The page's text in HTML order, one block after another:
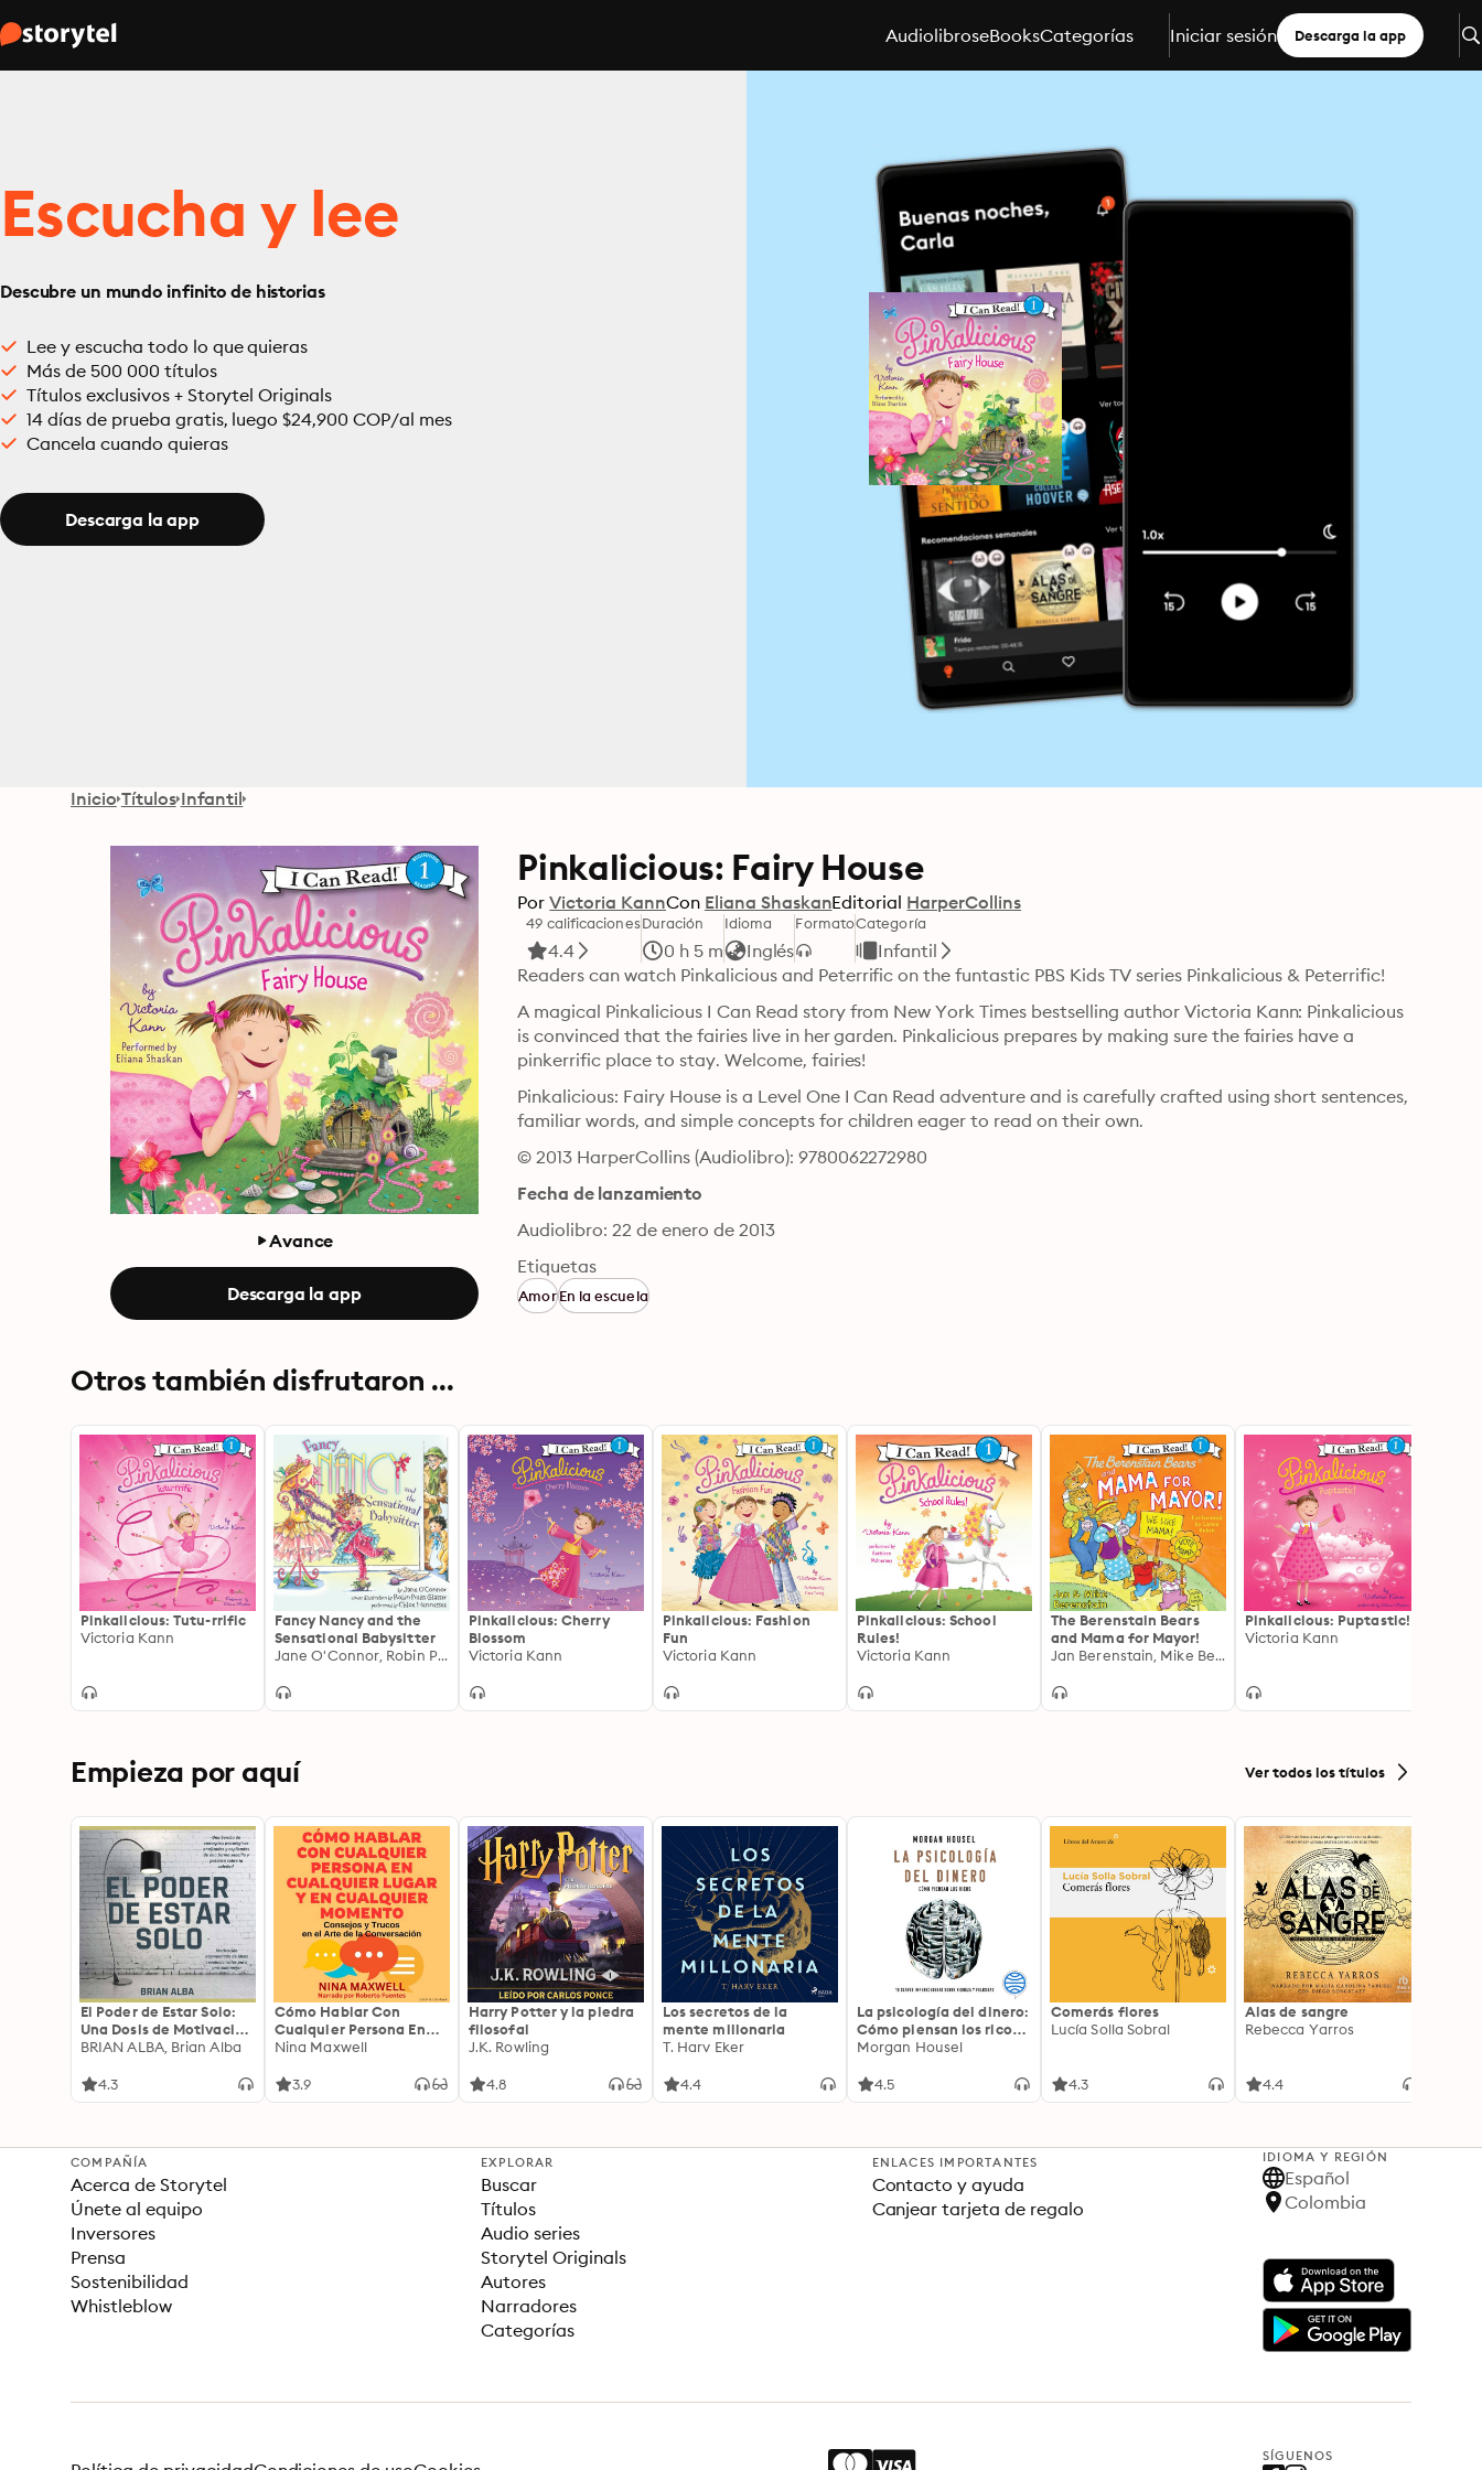
AudiolibroseBooksCategorías Iniciar sesión Descarga la app
Escucha y lee
Descubre un mundo infinito de historias
Lee y escucha todo lo que quieras
Más de 500 000 títulos
Títulos exclusivos + Storytel Originals
14 días de prueba gratis, luego $24,900 COP/al mes
Cancela cuando quieras
Descarga la app
Inicio Títulos Infantil
Avance
Descarga la app
Pinkalicious: Fairy House
Por Victoria KannCon Eliana ShaskanEditorial HarperCollins
49 calificaciones
4.4
Duración
0 h 5 m
Idioma
Inglés
FormatoCategoría
Infantil
Readers can watch Pinkalicious and Peterrific on the funtastic PBS Kids TV series Pinkalicious & Peterrific!
A magical Pinkalicious I Can Read story from New York Times bestselling author Victoria Kann: Pinkalicious
is convinced that the fairies live in her garden. Pinkalicious prepares by making sure the fairies have a
pinkerrific place to stay. Welcome, fairies!
Pinkalicious: Fairy House is a Level One I Can Read adventure and is carefully crafted using short sentences,
familiar words, and simple concepts for children eager to read on their own.
© 2013 HarperCollins (Audiolibro): 9780062272980
Fecha de lanzamiento
Audiolibro: 22 de enero de 2013
Etiquetas
AmorEn la escuela
Otros también disfrutaron ...
Pinkalicious: Tutu-rrific
Victoria Kann
Fancy Nancy and the
Sensational Babysitter
Jane O'Connor, Robin Preiss Glasser
Pinkalicious: Cherry
Blossom
Victoria Kann
Pinkalicious: Fashion
Fun
Victoria Kann
Pinkalicious: School
Rules!
Victoria Kann
The Berenstain Bears
and Mama for Mayor!
Jan Berenstain, Mike Berenstain
Pinkalicious: Puptastic!
Victoria Kann
Empieza por aquí Ver todos los títulos
El Poder de Estar Solo:
Una Dosis de Motivación
Acompañada de Ideas
una Vida Mejor
BRIAN ALBA, Brian Alba
4.3
Cómo Hablar Con
Cualquier Persona En
Cualquier Lugar Y En
Nina Maxwell
3.9
Harry Potter y la piedra
filosofal
J.K. Rowling
4.8
Los secretos de la
mente millonaria
T. Harv Eker
4.4
La psicología del dinero:
Cómo piensan los ricos:
18 claves imperecederas
Morgan Housel
4.5
Comerás flores
Lucía Solla Sobral
4.3
Alas de sangre
Rebecca Yarros
4.4
COMPAÑÍA
Acerca de Storytel
Únete al equipo
Inversores
Prensa
Sostenibilidad
Whistleblow
EXPLORAR
Buscar
Títulos
Audio series
Storytel Originals
Autores
Narradores
Categorías
ENLACES IMPORTANTES
Contacto y ayuda
Canjear tarjeta de regalo
IDIOMA Y REGIÓN
Español
Colombia
SÍGUENOS